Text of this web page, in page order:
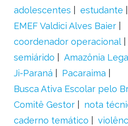
adolescentes
estudante
EMEF Valdici Alves Baier
coordenador operacional
semiárido
Amazônia
Ji-Paraná
Pacaraima
Busca Ativa Escolar pelo
Comitê Gestor
nota
caderno temático